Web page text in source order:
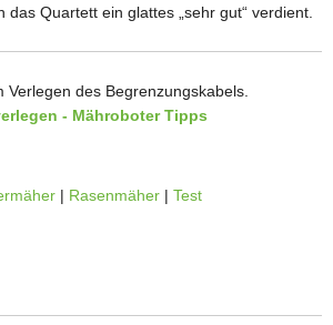
das Quartett ein glattes „sehr gut“ verdient.
des Begrenzungskabels.
- Mähroboter Tipps
| Rasenmäher | Test